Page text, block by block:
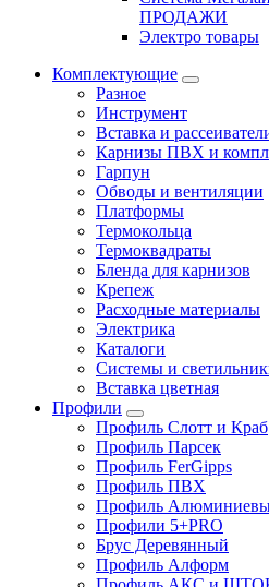
ПРОДАЖИ
Электро товары
Комплектующие
Разное
Инструмент
Вставка и
Карнизы ПВХ и
Гарпун
Обводы и вентиляции
Платформы
Термокольца
Термоквадраты
Бленда для карнизов
Крепеж
Расходные материалы
Электрика
Каталоги
Системы и
Вставка цветная
Профили
Профиль Слотт и Краб
Профиль Парсек
Профиль FerGipps
Профиль ПВХ
Профиль
Профили 5+PRO
Брус Деревянный
Профиль Алформ